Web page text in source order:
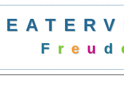
F reu d